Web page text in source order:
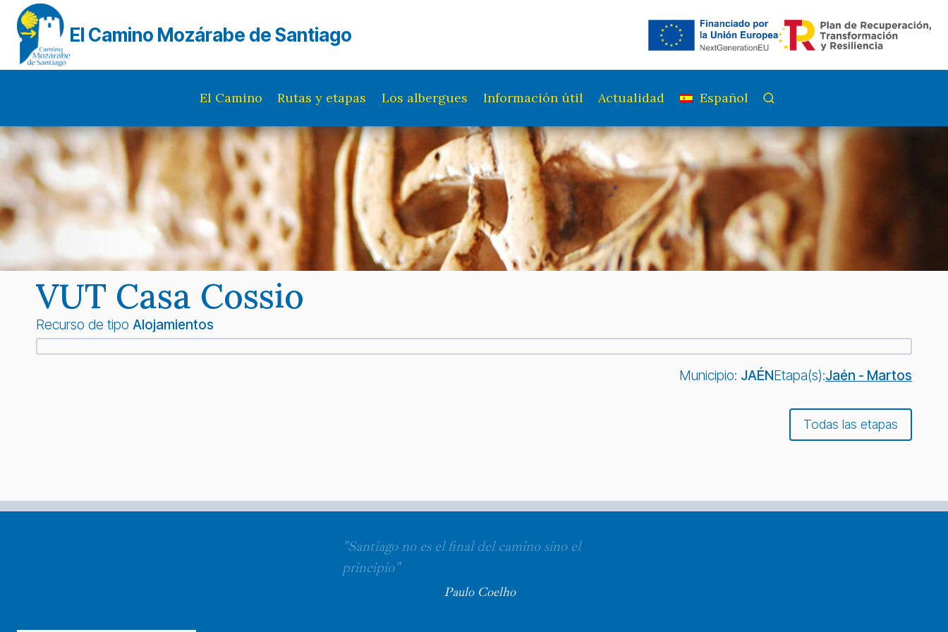
Saltar
contenido
El Camino Mozárabe de Santiago
El Camino Rutas y etapas Los albergues Información útil Actualidad Español
VUT Casa Cossio
Recurso de tipo Alojamientos
Municipio: JAÉNEtapa(s):Jaén - Martos
Todas las etapas
"Santiago no es el final del camino sino el
principio"
Paulo Coelho